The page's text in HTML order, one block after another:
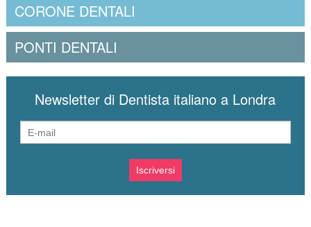
CORONE DENTALI
PONTI DENTALI
Newsletter di Dentista italiano a Londra